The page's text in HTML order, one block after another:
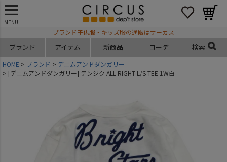
MENU
ブランド子供服・キッズ服の通販はサーカス
ブランド アイテム 新商品 コーデ 検索
HOME ブランド
デニムアンドダンガリー
[デニムアンドダンガリー] テンジク ALL RIGHT L/S TEE 1W白